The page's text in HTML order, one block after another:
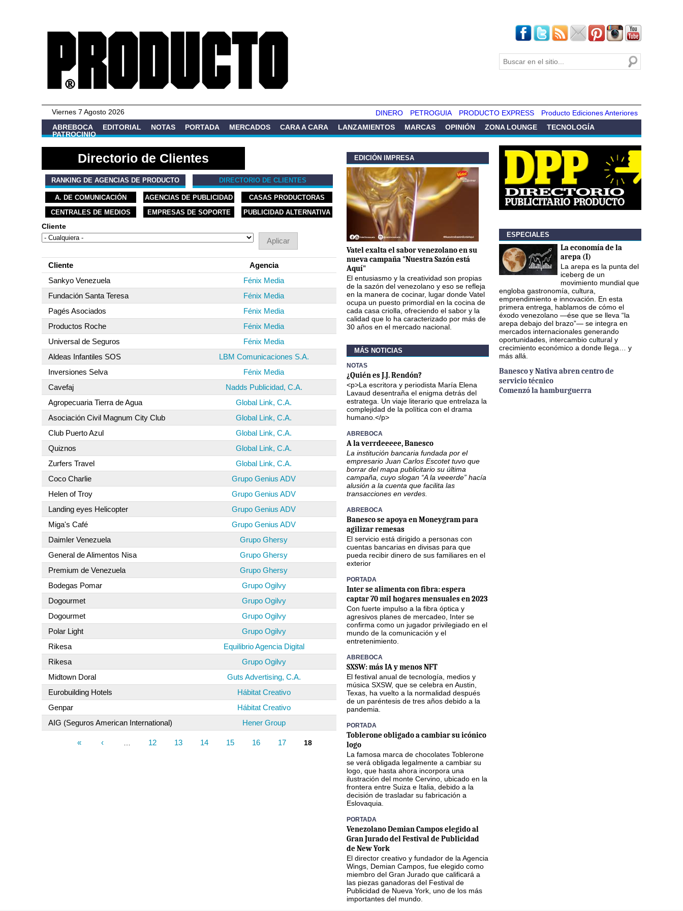
búsqueda
Buscar
Viernes 7 Agosto 2026 Producto Ediciones Anteriores
PRODUCTO EXPRESS
PETROGUIA
DINERO
ABREBOCA
EDITORIAL NOTAS PORTADA MERCADOS CARA A CARA LANZAMIENTOS MARCAS OPINIÓN ZONA LOUNGE
TECNOLOGÍA
PATROCINIO
Directorio de Clientes
RANKING DE AGENCIAS DE PRODUCTO DIRECTORIO DE CLIENTES
A. DE COMUNICACIÓN AGENCIAS DE PUBLICIDAD
CASAS PRODUCTORAS
CENTRALES DE MEDIOS
EMPRESAS DE SOPORTE PUBLICIDAD ALTERNATIVA
Cliente
Cliente
Agencia
Sankyo Venezuela
Fénix Media
Fundación Santa Teresa
Fénix Media
Pagés Asociados
Fénix Media
Productos Roche
Fénix Media
Universal de Seguros
Fénix Media
Aldeas Infantiles SOS
LBM Comunicaciones S.A.
Inversiones Selva
Fénix Media
Cavefaj
Nadds Publicidad, C.A.
Agropecuaria Tierra de Agua
Global Link, C.A.
Asociación Civil Magnum City Club
Global Link, C.A.
Club Puerto Azul
Global Link, C.A.
Quiznos
Global Link, C.A.
Zurfers Travel
Global Link, C.A.
Coco Charlie
Grupo Genius ADV
Helen of Troy
Grupo Genius ADV
Landing eyes Helicopter
Grupo Genius ADV
Miga's Café
Grupo Genius ADV
Daimler Venezuela
Grupo Ghersy
General de Alimentos Nisa
Grupo Ghersy
Premium de Venezuela
Grupo Ghersy
Bodegas Pomar
Grupo Ogilvy
Dogourmet
Grupo Ogilvy
Dogourmet
Grupo Ogilvy
Polar Light
Grupo Ogilvy
Rikesa
Equilibrio Agencia Digital
Rikesa
Grupo Ogilvy
Midtown Doral
Guts Advertising, C.A.
Eurobuilding Hotels
Hábitat Creativo
Genpar
Hábitat Creativo
AIG (Seguros American International)
Hener Group
« ‹ 12 13 14 15 16 17 18
EDICIÓN IMPRESA
Vatel exalta el sabor venezolano en su
nueva campaña "Nuestra Sazón está
Aquí"
El entusiasmo y la creatividad son propias
de la sazón del venezolano y eso se refleja
en la manera de cocinar, lugar donde Vatel
ocupa un puesto primordial en la cocina de
cada casa criolla, ofreciendo el sabor y la
calidad que lo ha caracterizado por más de
30 años en el mercado nacional.
MÁS NOTICIAS
NOTAS
¿Quién es J.J. Rendón?
<p>La escritora y periodista María Elena
Lavaud desentraña el enigma detrás del
estratega. Un viaje literario que entrelaza la
complejidad de la política con el drama
humano.</p>
ABREBOCA
A la verrdeeeee, Banesco
La institución bancaria fundada por el
empresario Juan Carlos Escotet tuvo que
borrar del mapa publicitario su última
campaña, cuyo slogan “A la veeerde” hacía
alusión a la cuenta que facilita las
transacciones en verdes.
ABREBOCA
Banesco se apoya en Moneygram para
agilizar remesas
El servicio está dirigido a personas con
cuentas bancarias en divisas para que
pueda recibir dinero de sus familiares en el
exterior
PORTADA
Inter se alimenta con fibra: espera
captar 70 mil hogares mensuales en 2023
Con fuerte impulso a la fibra óptica y
agresivos planes de mercadeo, Inter se
confirma como un jugador privilegiado en el
mundo de la comunicación y el
entretenimiento.
ABREBOCA
SXSW: más IA y menos NFT
El festival anual de tecnología, medios y
música SXSW, que se celebra en Austin,
Texas, ha vuelto a la normalidad después
de un paréntesis de tres años debido a la
pandemia.
PORTADA
Toblerone obligado a cambiar su icónico
logo
La famosa marca de chocolates Toblerone
se verá obligada legalmente a cambiar su
logo, que hasta ahora incorpora una
ilustración del monte Cervino, ubicado en la
frontera entre Suiza e Italia, debido a la
decisión de trasladar su fabricación a
Eslovaquia.
PORTADA
Venezolano Demian Campos elegido al
Gran Jurado del Festival de Publicidad
de New York
El director creativo y fundador de la Agencia
Wings, Demian Campos, fue elegido como
miembro del Gran Jurado que calificará a
las piezas ganadoras del Festival de
Publicidad de Nueva York, uno de los más
importantes del mundo.
ESPECIALES
La economía de la
arepa (I)
La arepa es la punta del
iceberg de un
movimiento mundial que
engloba gastronomía, cultura,
emprendimiento e innovación. En esta
primera entrega, hablamos de cómo el
éxodo venezolano —ése que se lleva “la
arepa debajo del brazo”— se integra en
mercados internacionales generando
oportunidades, intercambio cultural y
crecimiento económico a donde llega… y
más allá.
Banesco y Nativa abren centro de
servicio técnico
Comenzó la hamburguerra